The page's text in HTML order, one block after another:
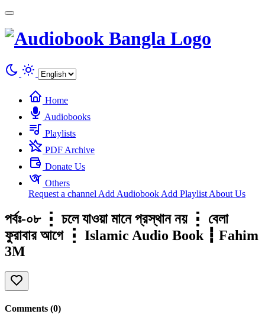
Home
Audiobooks
Playlists
PDF Archive
Donate Us
Others
Request a channel Add Audiobook Add Playlist About Us
পর্বঃ-০৮ ┇ চলে যাওয়া মানে প্রস্থান নয় ┇ বেলা
ফুরাবার আগে ┇ Islamic Audio Book ┇ Fahim
3M
Comments (0)